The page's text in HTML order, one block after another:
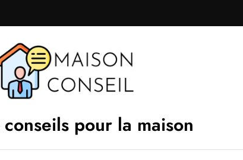
conseils pour la maison